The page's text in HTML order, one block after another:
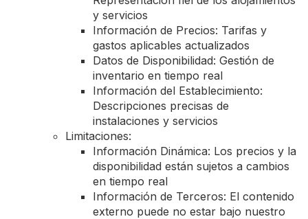
y servicios
Información de Precios: Tarifas y
gastos aplicables actualizados
Datos de Disponibilidad: Gestión de
inventario en tiempo real
Información del Establecimiento:
Descripciones precisas de
instalaciones y servicios
Limitaciones:
Información Dinámica: Los precios y la
disponibilidad están sujetos a cambios
en tiempo real
Información de Terceros: El contenido
externo puede no estar bajo nuestro